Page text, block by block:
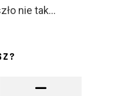
nie tak…